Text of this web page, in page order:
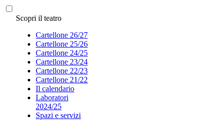
Scopri il teatro
Cartellone 26/27
Cartellone 25/26
Cartellone 24/25
Cartellone 23/24
Cartellone 22/23
Cartellone 21/22
Il calendario
Laboratori
2024/25
Spazi e servizi